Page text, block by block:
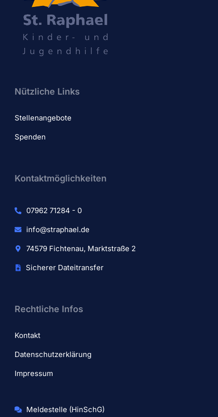
Nützliche Links
Stellenangebote
Spenden
Kontaktmöglichkeiten
07962 71284 - 0
info@straphael.de
74579 Fichtenau, Marktstraße 2
Sicherer Dateitransfer
Rechtliche Infos
Kontakt
Datenschutzerklärung
Impressum
Meldestelle (HinSchG)